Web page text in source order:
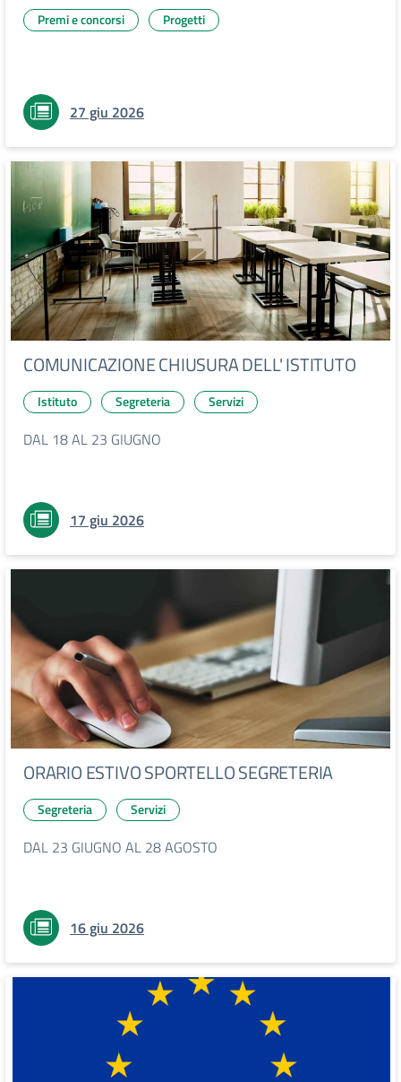
Premi e concorsi Progetti
27 giu 2026
COMUNICAZIONE CHIUSURA DELL' ISTITUTO
Istituto Segreteria Servizi
DAL 18 AL 23 GIUGNO
17 giu 2026
ORARIO ESTIVO SPORTELLO SEGRETERIA
Segreteria Servizi
DAL 23 GIUGNO AL 28 AGOSTO
16 giu 2026